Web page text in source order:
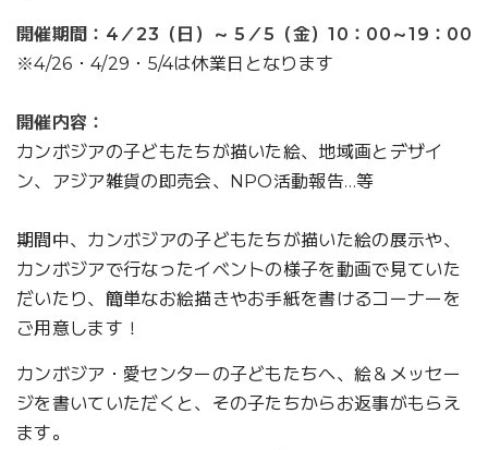
開催期間：4／23（日）～ 5／5（金）10：00～19：00
※4/26・4/29・5/4は休業日となります
開催内容：
カンボジアの子どもたちが描いた絵、地域画とデザイ
ン、アジア雑貨の即売会、NPO活動報告…等
期間中、カンボジアの子どもたちが描いた絵の展示や、
カンボジアで行なったイベントの様子を動画で見ていた
だいたり、簡単なお絵描きやお手紙を書けるコーナーを
ご用意します！
カンボジア・愛センターの子どもたちへ、絵＆メッセー
ジを書いていただくと、その子たちからお返事がもらえ
ます。